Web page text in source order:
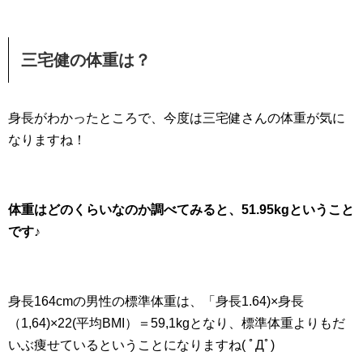
三宅健の体重は？
身長がわかったところで、今度は三宅健さんの体重が気に
なりますね！
体重はどのくらいなのか調べてみると、51.95kgということ
です♪
身長164cmの男性の標準体重は、「身長1.64)×身長
（1,64)×22(平均BMI）＝59,1kgとなり、標準体重よりもだ
いぶ痩せているということになりますね( ﾟДﾟ)